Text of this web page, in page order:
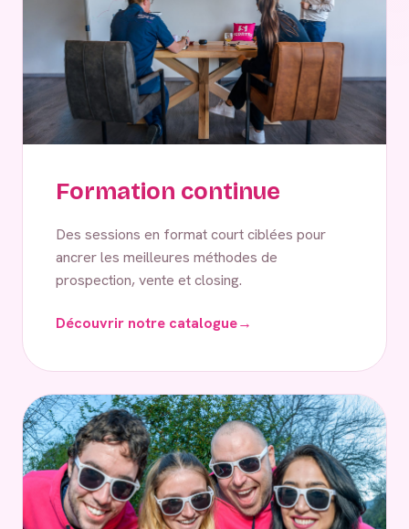
Formation continue
Des sessions en format court ciblées pour
ancrer les meilleures méthodes de
prospection, vente et closing.
Découvrir notre catalogue→